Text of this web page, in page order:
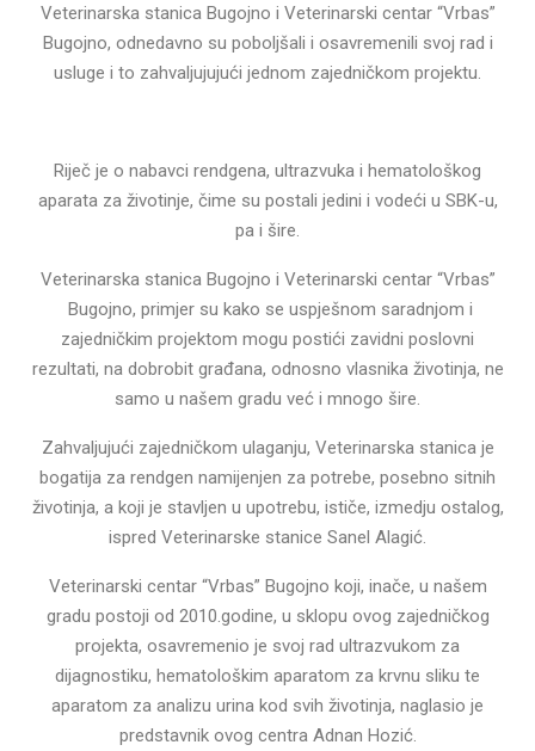
Veterinarska stanica Bugojno i Veterinarski centar “Vrbas”
Bugojno, odnedavno su poboljšali i osavremenili svoj rad i
usluge i to zahvaljujujući jednom zajedničkom projektu.
Riječ je o nabavci rendgena, ultrazvuka i hematološkog
aparata za životinje, čime su postali jedini i vodeći u SBK-u,
pa i šire.
Veterinarska stanica Bugojno i Veterinarski centar “Vrbas”
Bugojno, primjer su kako se uspješnom saradnjom i
zajedničkim projektom mogu postići zavidni poslovni
rezultati, na dobrobit građana, odnosno vlasnika životinja, ne
samo u našem gradu već i mnogo šire.
Zahvaljujući zajedničkom ulaganju, Veterinarska stanica je
bogatija za rendgen namijenjen za potrebe, posebno sitnih
životinja, a koji je stavljen u upotrebu, ističe, izmedju ostalog,
ispred Veterinarske stanice Sanel Alagić.
Veterinarski centar “Vrbas” Bugojno koji, inače, u našem
gradu postoji od 2010.godine, u sklopu ovog zajedničkog
projekta, osavremenio je svoj rad ultrazvukom za
dijagnostiku, hematološkim aparatom za krvnu sliku te
aparatom za analizu urina kod svih životinja, naglasio je
predstavnik ovog centra Adnan Hozić.